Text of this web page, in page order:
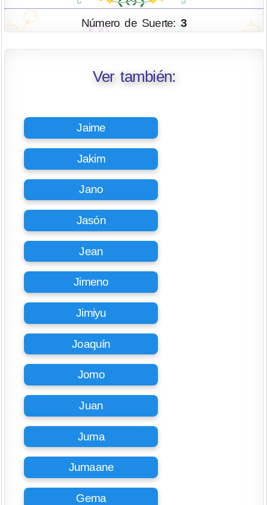
Número de Suerte:3
Ver también:
Jaime
Jakim
Jano
Jasón
Jean
Jimeno
Jimiyu
Joaquín
Jomo
Juan
Juma
Jumaane
Gema